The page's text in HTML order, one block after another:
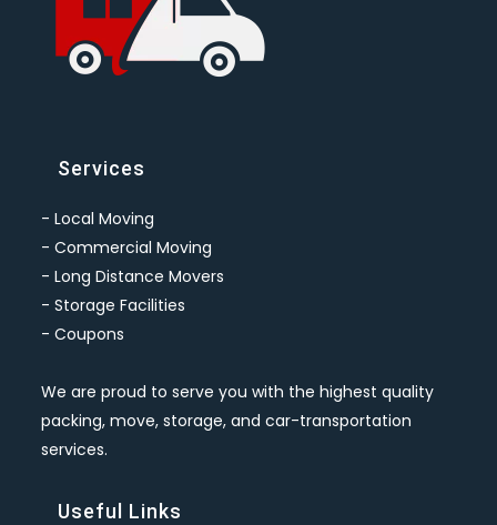
Services
-Local Moving
-Commercial Moving
-Long Distance Movers
-Storage Facilities
-Coupons
We are proud to serve you with the highest quality
packing, move, storage, and car-transportation
services.
Useful Links